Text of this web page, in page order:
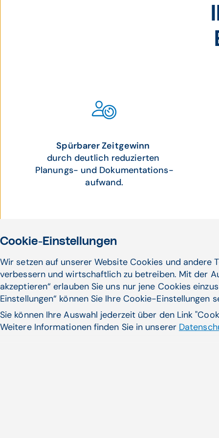
Spürbarer Zeitgewinn
durch deutlich reduzierten
Planungs- und Dokumentations-
aufwand.
Erhebliche Arbeitserleichterung
durch optimale Übersicht und
unkomplizierte Handhabung.
Cookie-Einstellungen
Wir setzen auf unserer Website Cookies und andere
verbessern und wirtschaftlich zu betreiben. Mit der
akzeptieren“ erlauben Sie uns nur jene Cookies
Einstellungen“ können Sie Ihre Cookie-Einstellungen
Sie können Ihre Auswahl jederzeit über den Link
Weitere Informationen finden Sie in unserer